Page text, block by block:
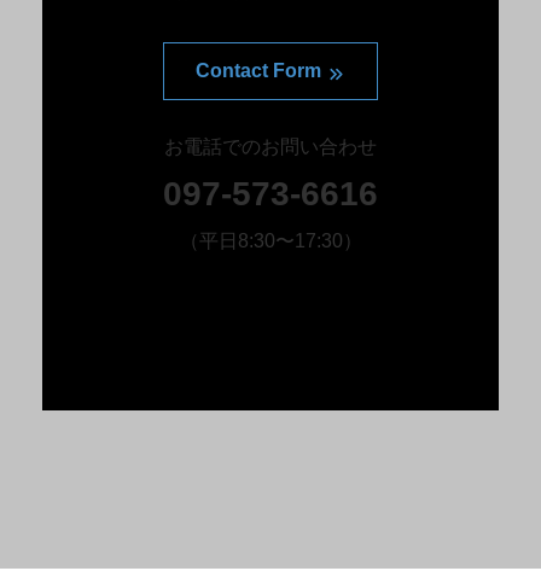
Contact Form
お電話でのお問い合わせ
097-573-6616
（平日8:30〜17:30）